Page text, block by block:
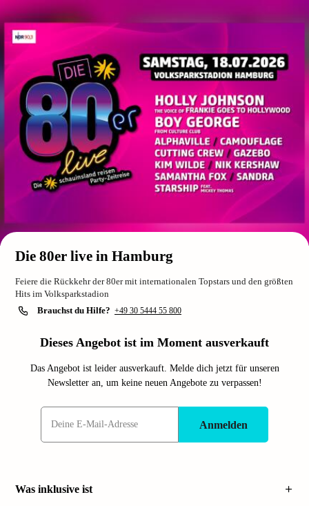
Die 80er live in Hamburg
Feiere die Rückkehr der 80er mit internationalen Topstars und den größten
Hits im Volksparkstadion
Brauchst du Hilfe? +49 30 5444 55 800
Dieses Angebot ist im Moment ausverkauft
Das Angebot ist leider ausverkauft. Melde dich jetzt für unseren
Newsletter an, um keine neuen Angebote zu verpassen!
Anmelden
Was inklusive ist